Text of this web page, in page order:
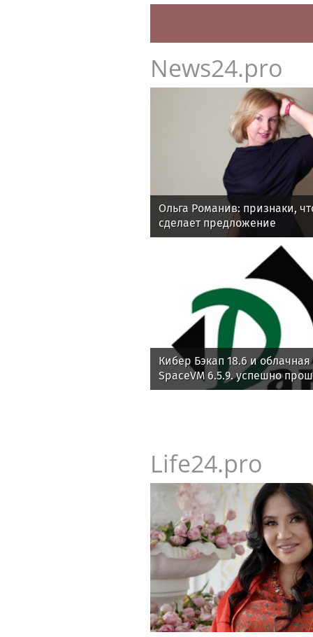
News24.pro
Ольга Романив: признаки,
сделает предложение
Кибер Бэкап 18.6 и
SpaceVM 6.5.9. успешно
совместимость
Life24.pro